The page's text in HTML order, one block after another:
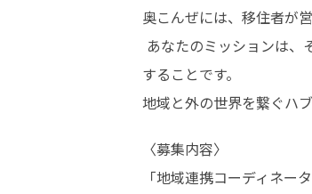
奥こんぜには、移住者が
することです。
地域と外の世界を繋ぐハ
〈募集内容〉
「地域連携コーディネー